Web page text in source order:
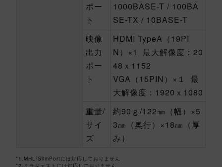
ポー
ト
1000BASE-T / 100BA
SE-TX / 10BASE-T
映像
出力
ポー
ト
HDMI TypeA（19PI
N）×1 最大解像度：20
48ｘ1152
VGA（15PIN）×１ 最
大解像度：1920ｘ1080
重量/
サイ
ズ
約90ｇ/122㎜（幅）×5
3㎜（奥行）×18㎜（厚
み）
*1.MHL/SlimPortには対応しておりません